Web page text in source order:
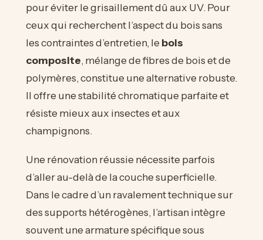
pour éviter le grisaillement dû aux UV. Pour
ceux qui recherchent l’aspect du bois sans
les contraintes d’entretien, le bois
composite, mélange de fibres de bois et de
polymères, constitue une alternative robuste.
Il offre une stabilité chromatique parfaite et
résiste mieux aux insectes et aux
champignons.
Une rénovation réussie nécessite parfois
d’aller au-delà de la couche superficielle.
Dans le cadre d’un ravalement technique sur
des supports hétérogènes, l’artisan intègre
souvent une armature spécifique sous